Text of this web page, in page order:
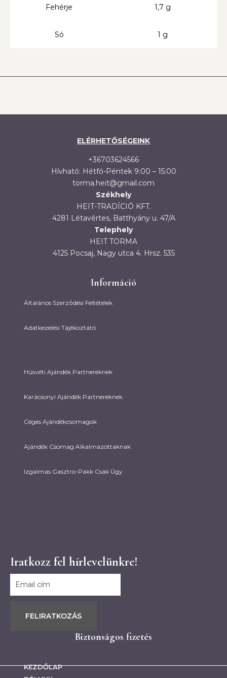
Fehérje 1,7 g
Só 1 g
ELÉRHETŐSÉGEINK
+36703624566
Hívható: Hétfő-Péntek 9:00 – 15:00
torma.heit@gmail.com
Székhely
HEIT-TRADÍCIÓ KFT.
4281 Létavértes, Batthyány u. 47/A
Telephely
HEIT TORMA
4125 Pocsaj, Nagy utca 4. Hrsz. 535
Információ
Általános Szerződési Feltételek
Adatkezelési Tájékoztató
Húsvéti Ajándék Partnereknek
Karácsonyi Ajándék Partnereknek
Céges Ajándékcsomagok
Ajándék Csomag Alkalmazottaknak
Izgalmas Gasztro-Pakk Csak Úgy
Iratkozz fel hírlevelünkre!
FELIRATKOZÁS
Biztonságos fizetés
KEZDŐLAP